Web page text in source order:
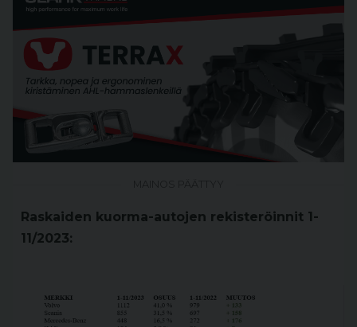
Raskaiden kuorma-autojen rekisteröinnit 1-
11/2023: